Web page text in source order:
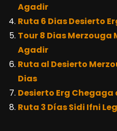
Agadir
Ruta 6 Dias Desierto
Tour 8 Dias Merzouga
Agadir
Ruta al Desierto
Dias
Desierto Erg
Ruta 3 Días Sidi Ifni